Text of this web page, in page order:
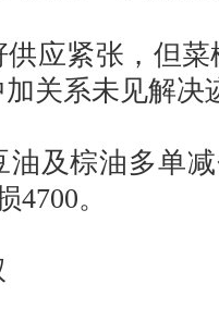
紧张，但菜
关系未见解决
棕油多单减
4700。